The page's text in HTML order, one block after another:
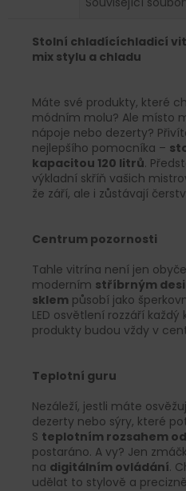
Stolní chladícíchladicí
mix stylu a chladu
Máte své produkty, které
módním molu? Ale místo
nápoje nebo dezerty?
nejlepšího pomocníka –
kapacitou 120 litrů.
výkladní skříň vašich
že září, ale i zůstávají
Centrum pozornosti
Tahle vitrína není jen
moderním stříbrným
sklem působí jako
LED osvětlení rozzáří
produkty budou vždy v
Teplotní guru
Nezáleží, jestli máte
dezerty nebo sýry, které
S teplotním rozsahem od
postaráno. A vy? Jen
na digitálním ovládání.
udělat to stylově a